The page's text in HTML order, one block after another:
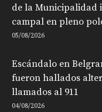
de la Municipalidad
campal en pleno
05/08/2026
Escándalo en
fueron hallados
llamados al 911
04/08/2026